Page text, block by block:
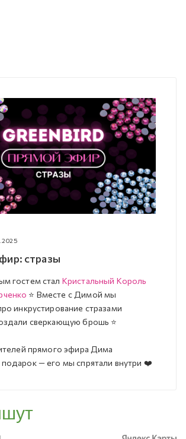
стразы
гостем стал Кристальный Король
⭐️ Вместе с Димой мы
инкрустирование стразами
сверкающую брошь ⭐️
прямого эфира Дима
— его мы спрятали внутри ❤️